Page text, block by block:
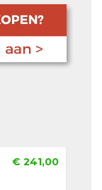
€ 241,00